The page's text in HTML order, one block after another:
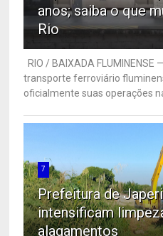
anos; saiba o que
Rio
RIO / BAIXADA
transporte ferroviário
oficialmente suas operações na
7
Prefeitura de
intensificam
alagamentos